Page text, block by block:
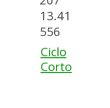
13.41
556
Ciclo
Corto